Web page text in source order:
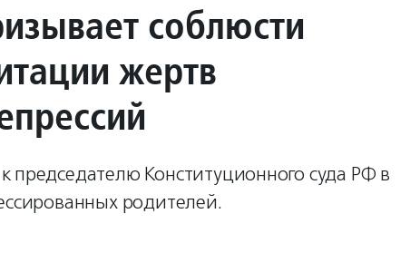
соблюсти
жертв
председателю Конституционного суда РФ в
родителей.